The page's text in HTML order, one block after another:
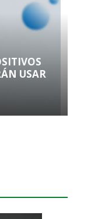
USAR